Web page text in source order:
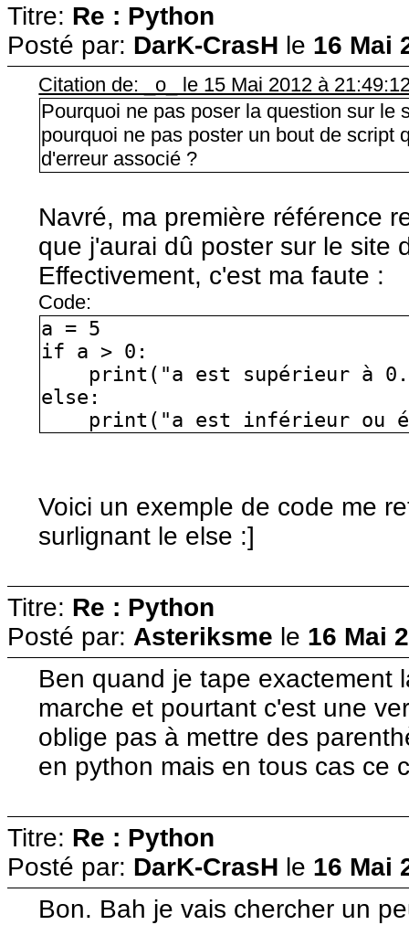
Titre: Re : Python
Posté par: DarK-CrasH le 16 Mai
Citation de: _o_ le 15 Mai 2012 à
Pourquoi ne pas poser la question sur le
pourquoi ne pas poster un bout de script
d'erreur associé ?
Navré, ma première référence
que j'aurai dû poster sur le site
Effectivement, c'est ma faute :
Code:
a = 5
if a > 0:
print("a est supérieur à
else:
print("a est inférieur ou
Voici un exemple de code me
surlignant le else :]
Titre: Re : Python
Posté par: Asteriksme le 16 Mai
Ben quand je tape exactement
marche et pourtant c'est une
oblige pas à mettre des
en python mais en tous cas ce
Titre: Re : Python
Posté par: DarK-CrasH le 16 Mai
Bon. Bah je vais chercher un